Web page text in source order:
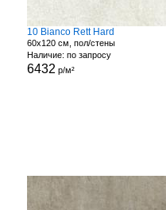
10 Bianco Rett Hard
60x120 см, пол/стены
Наличие: по запросу
6432 р/м²